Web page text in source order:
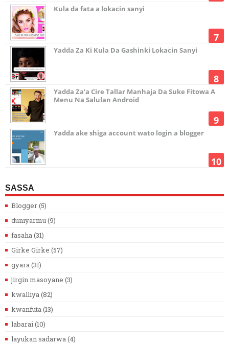
Kula da fata a lokacin sanyi
Yadda Za Ki Kula Da Gashinki Lokacin Sanyi
Yadda Za’a Cire Tallar Manhaja Da Suke Fitowa A
Menu Na Salulan Android
Yadda ake shiga account wato login a blogger
SASSA
Blogger(5)
duniyarmu(9)
fasaha(31)
Girke Girke (57)
gyara(31)
jirgin masoyane (3)
kwalliya(82)
kwanfuta(13)
labarai(10)
layukan sadarwa(4)